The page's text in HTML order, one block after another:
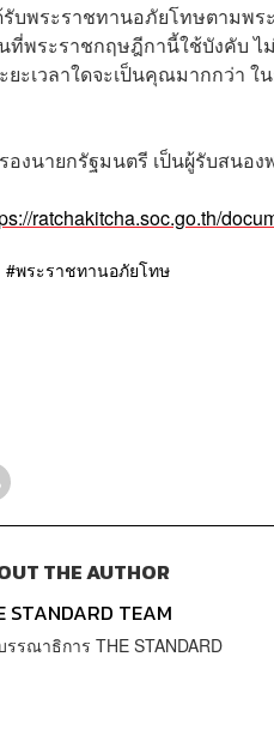
บพระราชทานอภัยโทษตามพ
ที่พระราชกฤษฎีกานี้ใช้บังคับ
ยะเวลาใดจะเป็นคุณมากกว่า
องนายกรัฐมนตรี เป็นผู้รับสนอง
ratchakitcha.soc.go.th/
พระราชทานอภัยโทษ
THE AUTHOR
STANDARD TEAM
รรณาธิการ THE STANDARD